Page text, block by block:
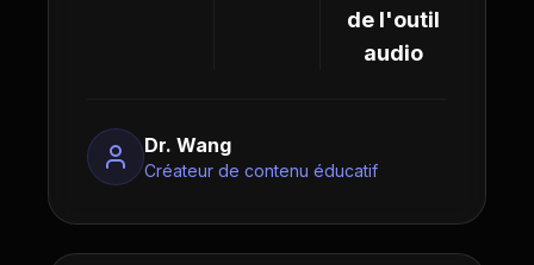
de l'outil
audio
Dr. Wang
Créateur de contenu éducatif